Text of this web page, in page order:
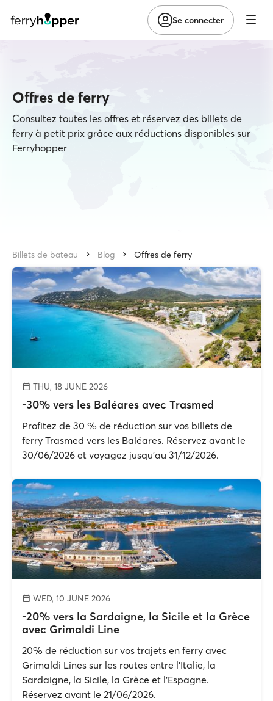
Se connecter
Offres de ferry
Consultez toutes les offres et réservez des billets de
ferry à petit prix grâce aux réductions disponibles sur
Ferryhopper
Billets de bateau Blog Offres de ferry
THU, 18 JUNE 2026
-30% vers les Baléares avec Trasmed
Profitez de 30 % de réduction sur vos billets de
ferry Trasmed vers les Baléares. Réservez avant le
30/06/2026 et voyagez jusqu’au 31/12/2026.
WED, 10 JUNE 2026
-20% vers la Sardaigne, la Sicile et la Grèce
avec Grimaldi Line
20% de réduction sur vos trajets en ferry avec
Grimaldi Lines sur les routes entre l'Italie, la
Sardaigne, la Sicile, la Grèce et l'Espagne.
Réservez avant le 21/06/2026.